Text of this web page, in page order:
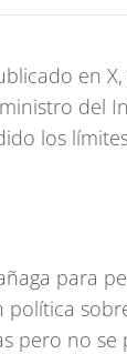
en
del
los
para
pero no se